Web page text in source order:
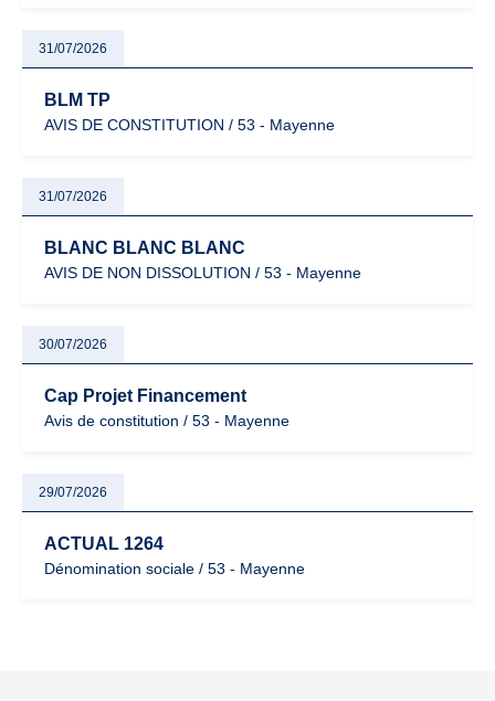
31/07/2026
BLM TP
AVIS DE CONSTITUTION / 53 - Mayenne
31/07/2026
BLANC BLANC BLANC
AVIS DE NON DISSOLUTION / 53 - Mayenne
30/07/2026
Cap Projet Financement
Avis de constitution / 53 - Mayenne
29/07/2026
ACTUAL 1264
Dénomination sociale / 53 - Mayenne